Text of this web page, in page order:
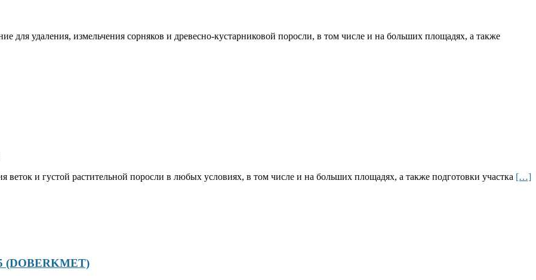
для удаления, измельчения сорняков и древесно-кустарниковой поросли, в том числе и на больших площадях, а также
веток и густой растительной поросли в любых условиях, в том числе и на больших площадях, а также подготовки участка […]
(DOBERKMET)